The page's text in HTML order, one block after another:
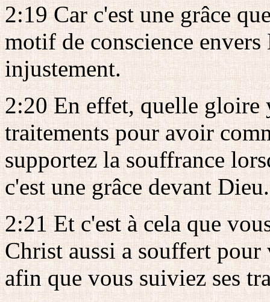
2:19 Car c'est une grâce
motif de conscience
injustement.
2:20 En effet, quelle gloire
traitements pour avoir
supportez la souffrance
c'est une grâce devant Dieu.
2:21 Et c'est à cela que
Christ aussi a souffert
afin que vous suiviez ses